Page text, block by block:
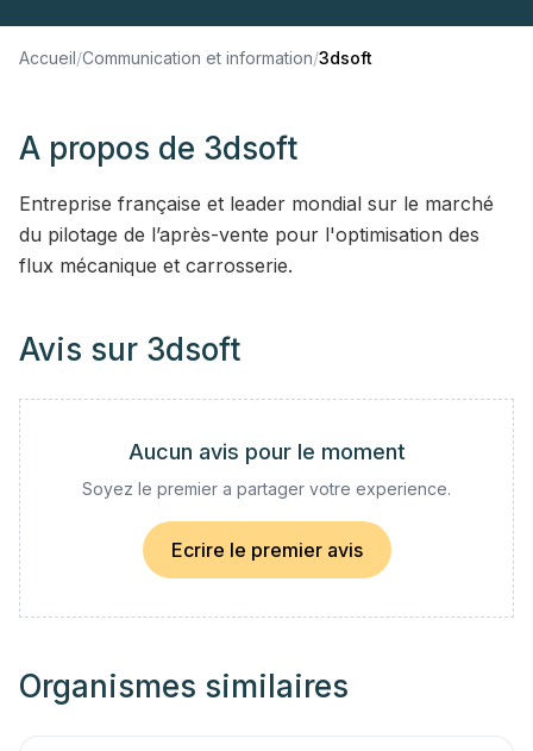
Accueil/Communication et information/3dsoft
A propos de 3dsoft
Entreprise française et leader mondial sur le marché
du pilotage de l’après-vente pour l'optimisation des
flux mécanique et carrosserie.
Avis sur 3dsoft
Aucun avis pour le moment
Soyez le premier a partager votre experience.
Ecrire le premier avis
Organismes similaires